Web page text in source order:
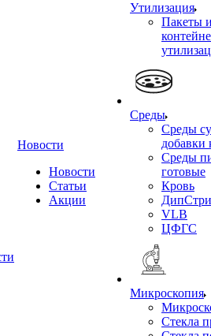
Новости
Новости
Статьи
Акции
Утилизация
Пакеты
Среды
Среды
добавки
Среды
готовые
Кровь
VLB
ЦФГС
Микроскопия
Стекла